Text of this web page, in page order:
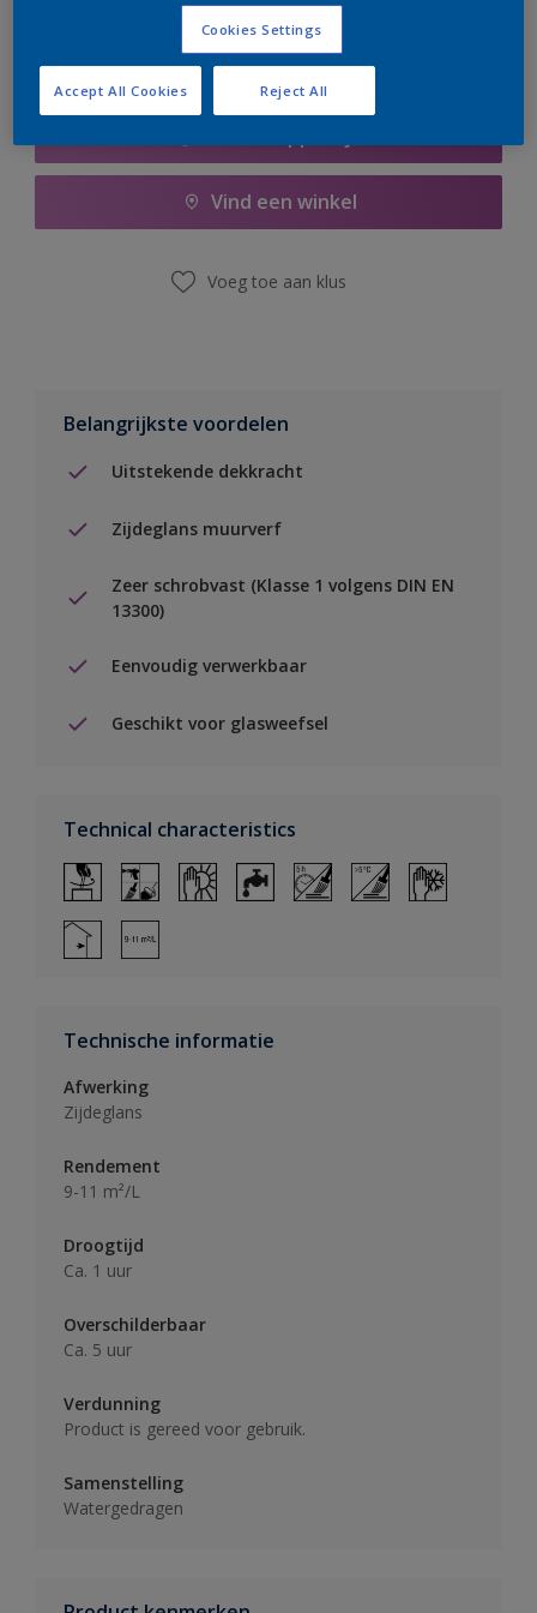
Vind een winkel
Voeg toe aan klus
Belangrijkste voordelen
Uitstekende dekkracht
Zijdeglans muurverf
Zeer schrobvast (Klasse 1 volgens DIN EN
13300)
Eenvoudig verwerkbaar
Geschikt voor glasweefsel
Technical characteristics
Technische informatie
Afwerking
Zijdeglans
Rendement
9-11 m²/L
Droogtijd
Ca. 1 uur
Overschilderbaar
Ca. 5 uur
Verdunning
Product is gereed voor gebruik.
Samenstelling
Watergedragen
Cookies Settings
Reject All
Accept All Cookies